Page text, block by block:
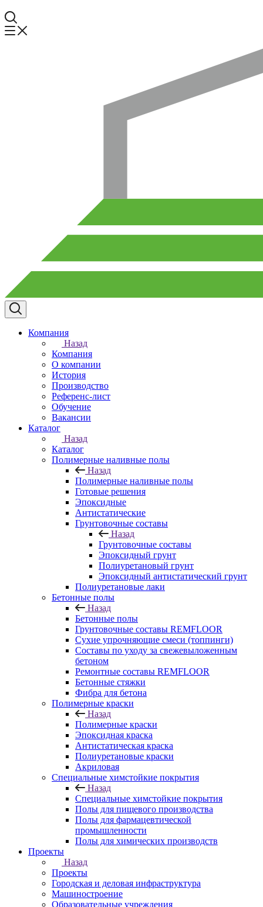
Компания
Назад
Компания
О компании
История
Производство
Референс-лист
Обучение
Вакансии
Каталог
Назад
Каталог
Полимерные наливные полы
Назад
Полимерные наливные полы
Готовые решения
Эпоксидные
Антистатические
Грунтовочные составы
Назад
Грунтовочные составы
Эпоксидный грунт
Полиуретановый грунт
Эпоксидный антистатический грунт
Полиуретановые лаки
Бетонные полы
Назад
Бетонные полы
Грунтовочные составы REMFLOOR
Сухие упрочняющие смеси (топпинги)
Составы по уходу за свежевыложенным
бетоном
Ремонтные составы REMFLOOR
Бетонные стяжки
Фибра для бетона
Полимерные краски
Назад
Полимерные краски
Эпоксидная краска
Антистатическая краска
Полиуретановые краски
Акриловая
Специальные химстойкие покрытия
Назад
Специальные химстойкие покрытия
Полы для пищевого производства
Полы для фармацевтической
промышленности
Полы для химических производств
Проекты
Назад
Проекты
Городская и деловая инфраструктура
Машиностроение
Образовательные учреждения